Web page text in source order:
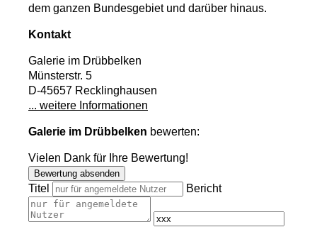
dem ganzen Bundesgebiet und darüber hinaus.
Kontakt
Galerie im Drübbelken
Münsterstr. 5
D-45657 Recklinghausen
... weitere Informationen
Galerie im Drübbelken bewerten:
Vielen Dank für Ihre Bewertung!
Bewertung absenden
Titel Bericht